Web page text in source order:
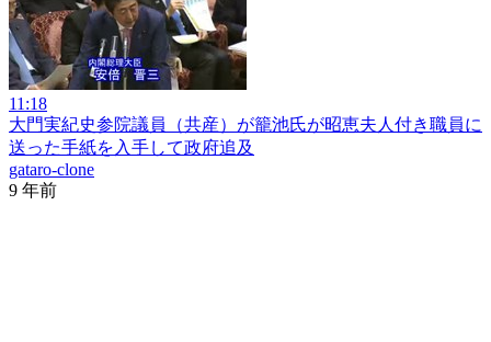
11:18
大門実紀史参院議員（共産）が籠池氏が昭恵夫人付き職員に
送った手紙を入手して政府追及
gataro-clone
9 年前